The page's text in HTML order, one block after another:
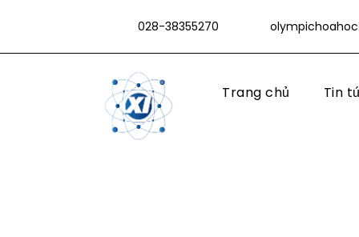
028-38355270
Trang chủ Tin